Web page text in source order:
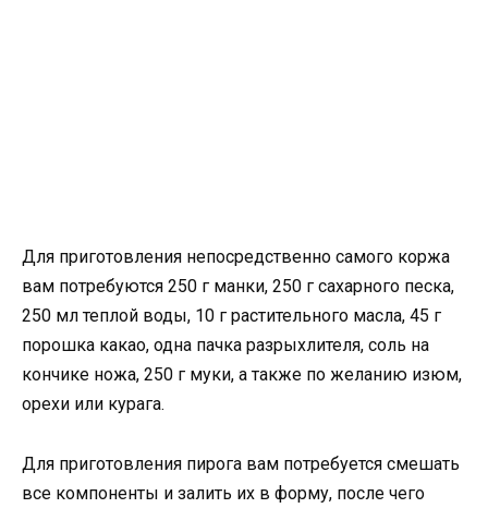
Для приготовления непосредственно самого коржа
вам потребуются 250 г манки, 250 г сахарного песка,
250 мл теплой воды, 10 г растительного масла, 45 г
порошка какао, одна пачка разрыхлителя, соль на
кончике ножа, 250 г муки, а также по желанию изюм,
орехи или курага.
Для приготовления пирога вам потребуется смешать
все компоненты и залить их в форму, после чего